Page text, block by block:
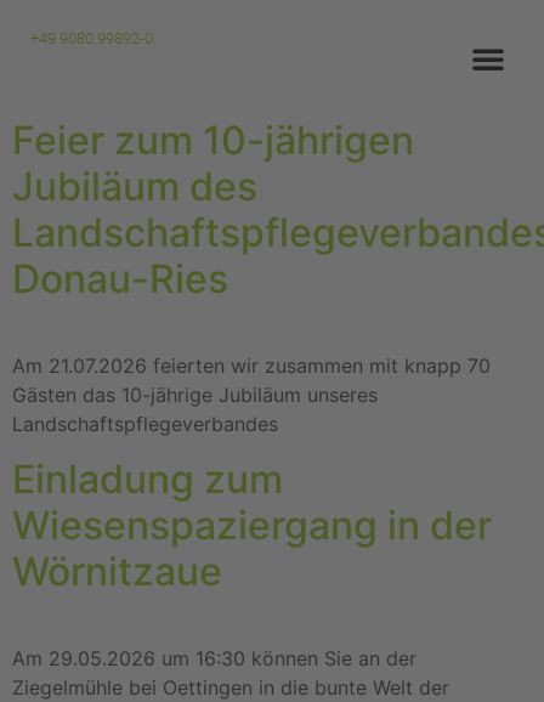
+49 9080.99892-0
Feier zum 10-jährigen
Jubiläum des
Donau-Ries
Am 21.07.2026 feierten wir zusammen mit knapp 70
Gästen das 10-jährige Jubiläum unseres
Landschaftspflegeverbandes
Einladung zum
Wiesenspaziergang in der
Wörnitzaue
Am 29.05.2026 um 16:30 können Sie an der
Ziegelmühle bei Oettingen in die bunte Welt der